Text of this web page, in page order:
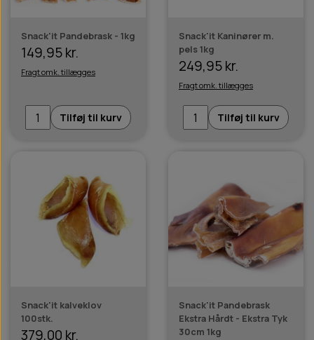
Snack'it Pandebrask - 1kg
149,95 kr.
Fragt omk. tillægges
Tilføj til kurv
Snack'it Kaninører m.
pels 1kg
249,95 kr.
Fragt omk. tillægges
Tilføj til kurv
Snack'it kalveklov
100stk.
379,00 kr.
Snack'it Pandebrask
Ekstra Hårdt - Ekstra Tyk
30cm 1kg